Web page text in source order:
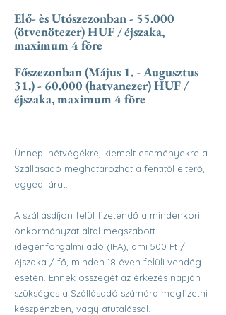
Elő- ès Utószezonban - 55.000
(ötvenötezer) HUF / éjszaka,
maximum 4 fõre
Főszezonban (Május 1. - Augusztus
31.) - 60.000 (hatvanezer) HUF /
éjszaka, maximum 4 fõre
Ünnepi hétvégékre, kiemelt eseményekre a
Szállásadó meghatározhat a fentitől eltérő,
egyedi árat.
A szállásdíjon felül fizetendő a mindenkori
önkormányzat által megszabott
idegenforgalmi adó (IFA), ami 500 Ft /
éjszaka / fő, minden 18 éven felüli vendég
esetén. Ennek összegét az érkezés napján
szükséges a Szállásadó számára megfizetni
készpénzben, vagy átutalással.